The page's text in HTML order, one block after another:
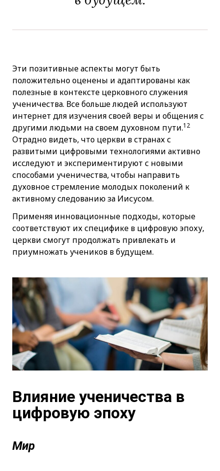
Эти позитивные аспекты могут быть
положительно оценены и адаптированы как
полезные в контексте церковного служения
ученичества. Все больше людей используют
интернет для изучения своей веры и общения с
другими людьми на своем духовном пути.12
Отрадно видеть, что церкви в странах с
развитыми цифровыми технологиями активно
исследуют и экспериментируют с новыми
способами ученичества, чтобы направить
духовное стремление молодых поколений к
активному следованию за Иисусом.
Применяя инновационные подходы, которые
соответствуют их специфике в цифровую эпоху,
церкви смогут продолжать привлекать и
приумножать учеников в будущем.
Влияние ученичества в
цифровую эпоху
Мир